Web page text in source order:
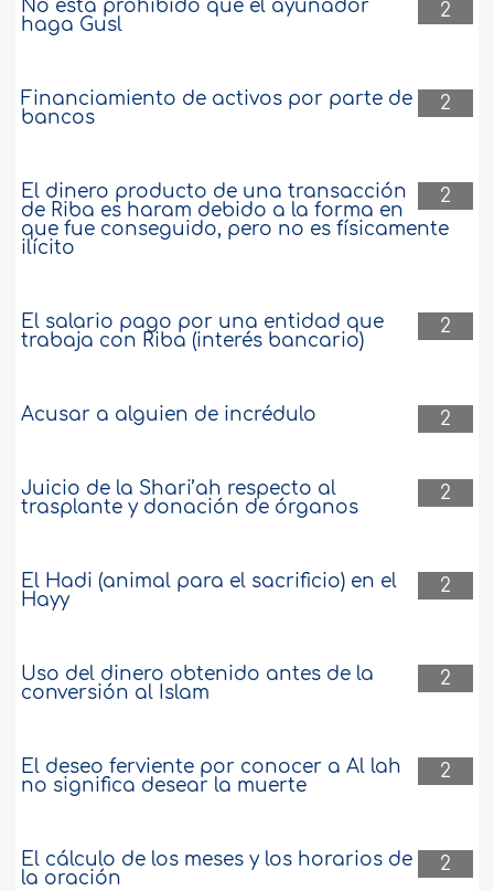
2
No está prohibido que el ayunador
haga Gusl
2
Financiamiento de activos por parte de
bancos
2
El dinero producto de una transacción
de Riba es haram debido a la forma en
que fue conseguido, pero no es físicamente
ilícito
2
El salario pago por una entidad que
trabaja con Riba (interés bancario)
2
Acusar a alguien de incrédulo
2
Juicio de la Shari’ah respecto al
trasplante y donación de órganos
2
El Hadi (animal para el sacrificio) en el
Hayy
2
Uso del dinero obtenido antes de la
conversión al Islam
2
El deseo ferviente por conocer a Al lah
no significa desear la muerte
2
El cálculo de los meses y los horarios de
la oración